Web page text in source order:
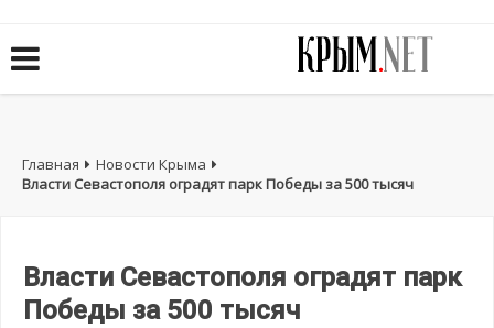
Главная
Новости Крыма
Власти Севастополя оградят парк Победы за 500 тысяч
Власти Севастополя оградят парк
Победы за 500 тысяч